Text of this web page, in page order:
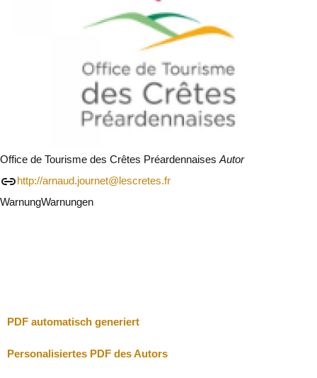
Office de Tourisme des Crêtes PréardennaisesAutor
http://arnaud.journet@lescretes.fr
WarnungWarnungen
PDF automatisch generiert
Personalisiertes PDF des Autors